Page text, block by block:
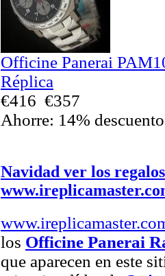
Officine Panerai
Réplica
€416 €357
Ahorre: 14% descuento
Navidad ver los regalos
los Officine Panerai
que aparecen en este